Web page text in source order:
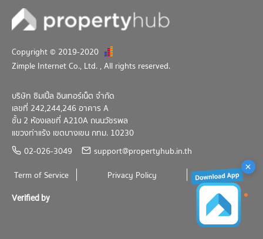
มีคอนโดให้เช่า 35,328 ประกาศ
ขายคอนโด สวนลุมพินี
Copyright © 2019-2020
Zimple Internet Co., Ltd. , All rights reserved.
บริษัท ซิมเปิ้ล อินเทอร์เน็ต จำกัด
เลขที่ 242,244,246 อาคาร A
ชั้น 2 ห้องเลขที่ A210A ถนนวัชรพล
แขวงท่าแร้ง เขตบางเขน กทม. 10230
02-026-3049
support@propertyhub.in.th
Term of Service
Privacy Policy Contact
Verified by